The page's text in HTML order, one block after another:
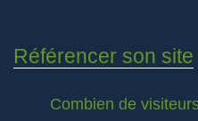
Référencer son site
Combien de